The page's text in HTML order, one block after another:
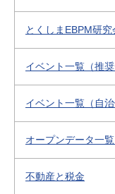
とくしまEBPM研究
イベント一覧（推奨
イベント一覧（自
オープンデータ一
不動産と税金